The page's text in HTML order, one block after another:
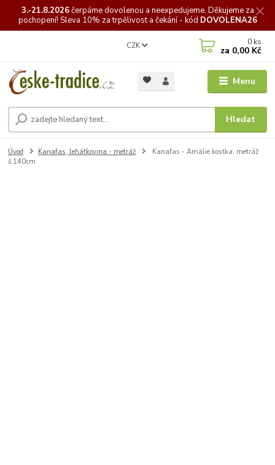
3.-21.8.2026čerpámedovolenou a neexpedujeme. Děkujeme za
pochopení! Sleva 10% za trpělivost a čekání - kód DOVOLENA26
Menu
CZK
Hledat
0 ks
za 0,00 Kč
Úvod Kanafas, lehátkovina - metráž
Kanafas - Amálie kostka, metráž
š.140cm